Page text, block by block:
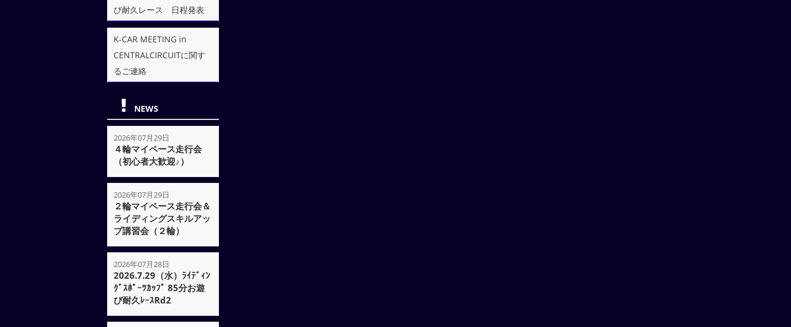
び耐久レース 日程発表
K-CAR MEETING in
CENTRALCIRCUITに関す
るご連絡
NEWS
2026年07月29日
４輪マイペース走行会
（初心者大歓迎♪）
2026年07月29日
２輪マイペース走行会＆
ライディングスキルアッ
プ講習会（２輪）
2026年07月28日
2026.7.29（水）ﾗｲﾃﾞｨﾝ
ｸﾞｽﾎﾟｰﾂｶｯﾌﾟ 85分お遊
び耐久ﾚｰｽRd2